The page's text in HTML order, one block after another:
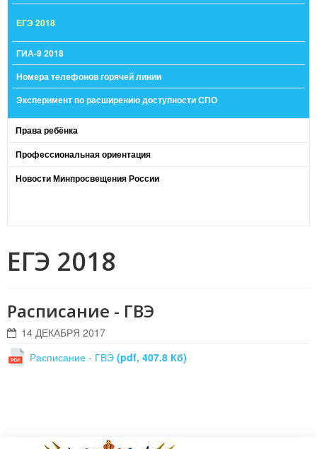
ЕГЭ 2018
ГИА-9 2018
Номера телефонов горячей линии
Эксперимент по расширению доступности СПО
Права ребёнка
Профессиональная ориентация
Новости Минпросвещения России
ЕГЭ 2018
Расписание - ГВЭ
14 ДЕКАБРЯ 2017
Расписание - ГВЭ (pdf, 407.8 Кб)